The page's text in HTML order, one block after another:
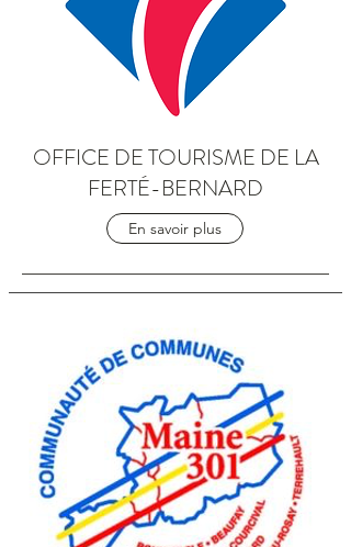
OFFICE DE TOURISME DE LA
FERTÉ-BERNARD
En savoir plus